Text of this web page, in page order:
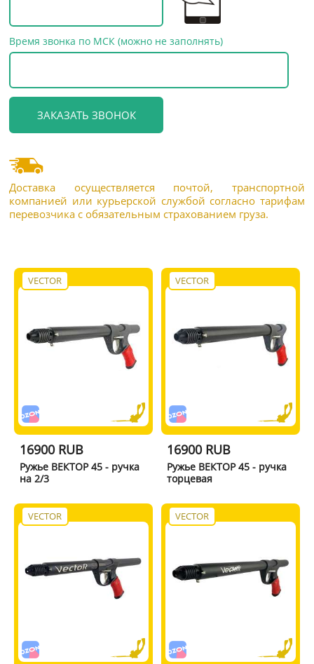
Время звонка по МСК (можно не заполнять)
Доставка осуществляется почтой, транспортной
компанией или курьерской службой согласно тарифам
перевозчика с обязательным страхованием груза.
VECTOR
16900 RUB
Ружье ВЕКТОР 45 - ручка
на 2/3
VECTOR
16900 RUB
Ружье ВЕКТОР 45 - ручка
торцевая
VECTOR VECTOR